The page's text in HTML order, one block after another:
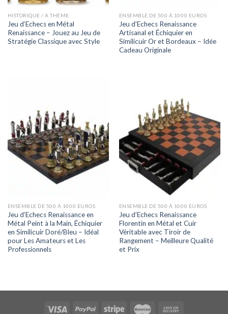
HISTORIQUE / A THÈME
Jeu d’Echecs en Métal
Renaissance – Jouez au Jeu de
Stratégie Classique avec Style
ENSEMBLE DE 500 À 1000 EUROS
Jeu d’Echecs Renaissance
Artisanal et Échiquier en
Similicuir Or et Bordeaux – Idée
Cadeau Originale
ENSEMBLE DE 500 À 1000 EUROS
Jeu d’Echecs Renaissance en
Métal Peint à la Main, Échiquier
en Similicuir Doré/Bleu – Idéal
pour Les Amateurs et Les
Professionnels
ENSEMBLE DE 500 À 1000 EUROS
Jeu d’Echecs Renaissance
Florentin en Métal et Cuir
Véritable avec Tiroir de
Rangement – Meilleure Qualité
et Prix